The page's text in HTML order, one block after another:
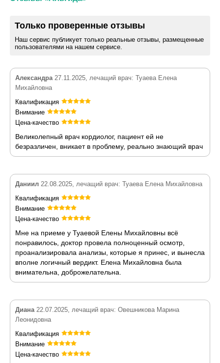
Только проверенные отзывы
Наш сервис публикует только реальные отзывы, размещенные
пользователями на нашем сервисе.
Александра27.11.2025, лечащий врач: Туаева Елена
Михайловна
Квалификация
Внимание
Цена-качество
Великолепный врач кордиолог, пациент ей не
безразличен, вникает в проблему, реально знающий врач
Даниил 22.08.2025, лечащий врач: Туаева Елена Михайловна
Квалификация
Внимание
Цена-качество
Мне на приеме у Туаевой Елены Михайловны всё
понравилось, доктор провела полноценный осмотр,
проанализировала анализы, которые я принес, и вынесла
вполне логичный вердикт. Елена Михайловна была
внимательна, доброжелательна.
Диана22.07.2025, лечащий врач: Овешникова Марина
Леонидовна
Квалификация
Внимание
Цена-качество